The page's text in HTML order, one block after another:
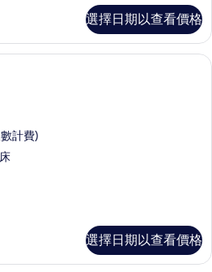
選擇日期以查看價格
高級客房 | 迷你吧、客房內保險箱、書
計費)
選擇日期以查看價格